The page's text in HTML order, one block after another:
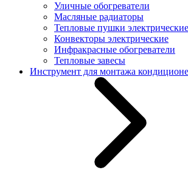
Уличные обогреватели
Масляные радиаторы
Тепловые пушки электрические
Конвекторы электрические
Инфракрасные обогреватели
Тепловые завесы
Инструмент для монтажа